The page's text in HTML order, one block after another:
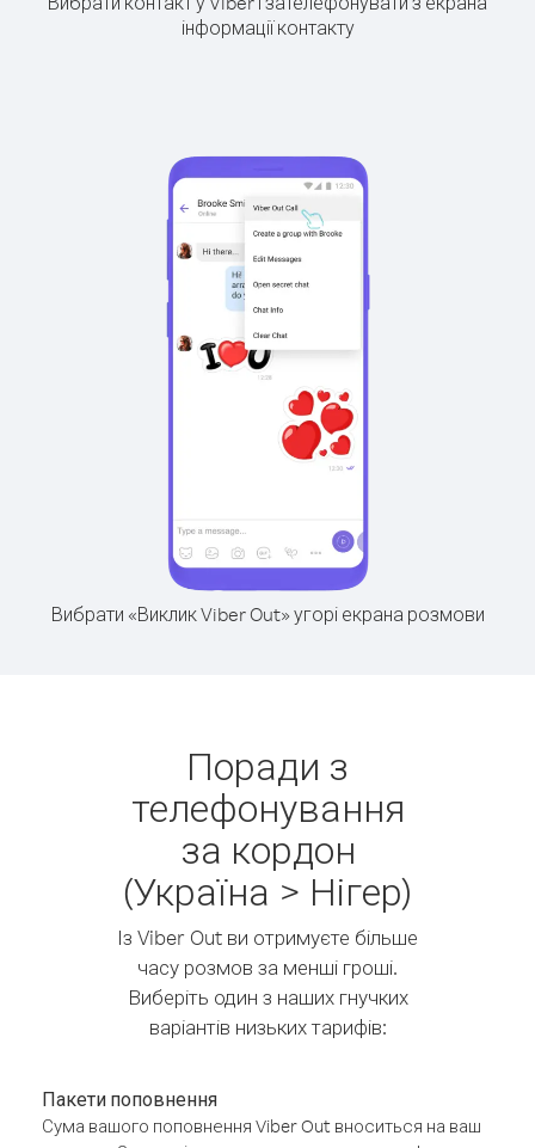
інформації контакту
Вибрати «Виклик Viber Out» угорі екрана розмови
Поради з
телефонування
за кордон
(Україна > Нігер)
Із Viber Out ви отримуєте більше
часу розмов за менші гроші.
Виберіть один з наших гнучких
варіантів низьких тарифів:
Пакети поповнення
Сума вашого поповнення Viber Out вноситься на ваш